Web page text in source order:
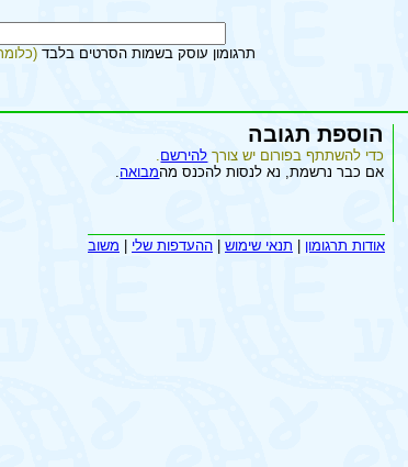
תרגומון עוסק בשמות הסרטים בלבד
הוספת תגובה
כדי להשתתף בפורום יש צורך להירשם.
אם כבר נרשמת, נא לנסות להכנס מהמבואה.
אודות תרגומון תנאי שימוש ההעדפות שלי משוב